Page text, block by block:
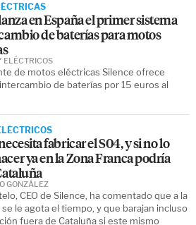
en España el primer sistema
de baterías para motos
de motos eléctricas Silence ofrece
de baterías por 15 euros al
ELÉCTRICOS
fabricar el S04, y si no lo
ya en la Zona Franca podría
CEO de Silence, ha comentado que a la
le agota el tiempo, y que barajan incluso
fuera de Cataluña si este mismo
GONZÁLEZ